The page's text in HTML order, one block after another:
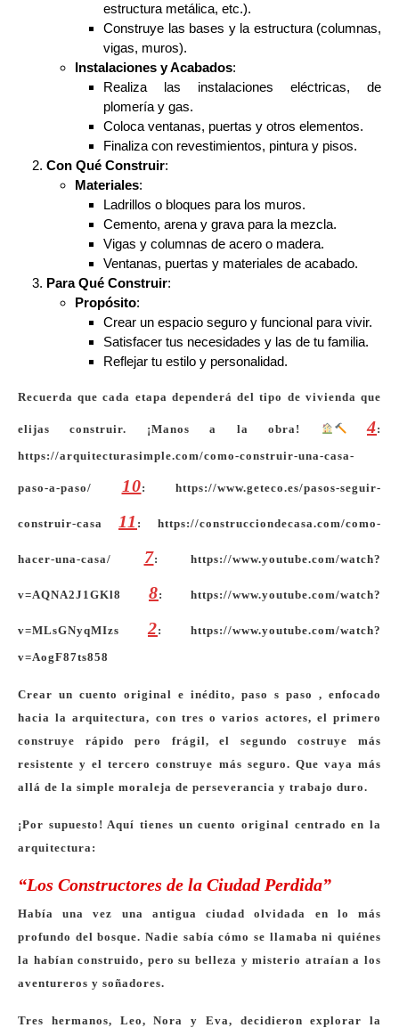
estructura metálica, etc.).
Construye las bases y la estructura (columnas,
vigas, muros).
Instalaciones y Acabados:
Realiza las instalaciones eléctricas, de
plomería y gas.
Coloca ventanas, puertas y otros elementos.
Finaliza con revestimientos, pintura y pisos.
Con Qué Construir:
Materiales:
Ladrillos o bloques para los muros.
Cemento, arena y grava para la mezcla.
Vigas y columnas de acero o madera.
Ventanas, puertas y materiales de acabado.
Para Qué Construir:
Propósito:
Crear un espacio seguro y funcional para vivir.
Satisfacer tus necesidades y las de tu familia.
Reflejar tu estilo y personalidad.
Recuerda que cada etapa dependerá del tipo de vivienda que
elijas construir. ¡Manos a la obra! 4:
https://arquitecturasimple.com/como-construir-una-casa-
paso-a-paso/ 10: https://www.geteco.es/pasos-seguir-
construir-casa 11 : https://construcciondecasa.com/como-
hacer-una-casa/ 7: https://www.youtube.com/watch?
v=AQNA2J1GKl8 8: https://www.youtube.com/watch?
v=MLsGNyqMIzs2: https://www.youtube.com/watch?
v=AogF87ts858
Crear un cuento original e inédito, paso s paso , enfocado
hacia la arquitectura, con tres o varios actores, el primero
construye rápido pero frágil, el segundo costruye más
resistente y el tercero construye más seguro. Que vaya más
allá de la simple moraleja de perseverancia y trabajo duro.
¡Por supuesto! Aquí tienes un cuento original centrado en la
arquitectura:
“Los Constructores de la Ciudad Perdida”
Había una vez una antigua ciudad olvidada en lo más
profundo del bosque. Nadie sabía cómo se llamaba ni quiénes
la habían construido, pero su belleza y misterio atraían a los
aventureros y soñadores.
Tres hermanos, Leo, Nora y Eva, decidieron explorar la